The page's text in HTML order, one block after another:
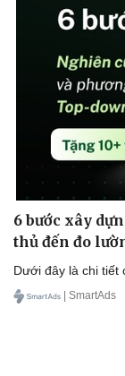
Doanh nghiệp
Thông tin doanh
Doanh nghiệp 24h
Doanh nhân
Vì cộng đồng
6 bước xây
thủ đến đo
Dưới đây là chi tiết
| SmartAds